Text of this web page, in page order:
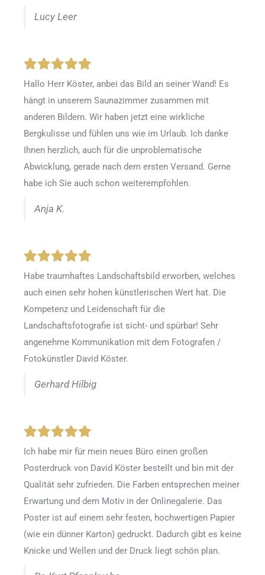
Lucy Leer
Hallo Herr Köster, anbei das Bild an seiner Wand! Es
hängt in unserem Saunazimmer zusammen mit
anderen Bildern. Wir haben jetzt eine wirkliche
Bergkulisse und fühlen uns wie im Urlaub. Ich danke
Ihnen herzlich, auch für die unproblematische
Abwicklung, gerade nach dem ersten Versand. Gerne
habe ich Sie auch schon weiterempfohlen.
Anja K.
Habe traumhaftes Landschaftsbild erworben, welches
auch einen sehr hohen künstlerischen Wert hat. Die
Kompetenz und Leidenschaft für die
Landschaftsfotografie ist sicht- und spürbar! Sehr
angenehme Kommunikation mit dem Fotografen /
Fotokünstler David Köster.
Gerhard Hilbig
Ich habe mir für mein neues Büro einen großen
Posterdruck von David Köster bestellt und bin mit der
Qualität sehr zufrieden. Die Farben entsprechen meiner
Erwartung und dem Motiv in der Onlinegalerie. Das
Poster ist auf einem sehr festen, hochwertigen Papier
(wie ein dünner Karton) gedruckt. Dadurch gibt es keine
Knicke und Wellen und der Druck liegt schön plan.